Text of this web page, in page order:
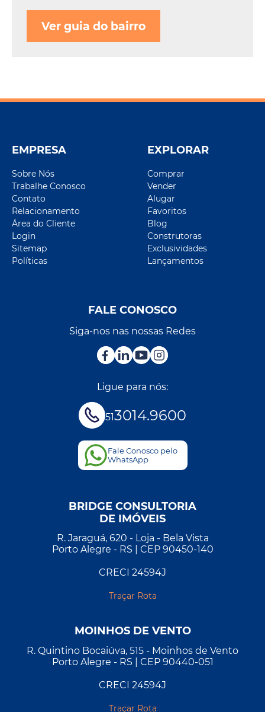
Ver guia do bairro
EMPRESA
Sobre Nós
Trabalhe Conosco
Contato
Relacionamento
Área do Cliente
Login
Sitemap
Políticas
EXPLORAR
Comprar
Vender
Alugar
Favoritos
Blog
Construtoras
Exclusividades
Lançamentos
FALE CONOSCO
Siga-nos nas nossas Redes
Ligue para nós:
513014.9600
Fale Conosco pelo
WhatsApp
BRIDGE CONSULTORIA
DE IMÓVEIS
R. Jaraguá, 620 - Loja - Bela Vista
Porto Alegre - RS | CEP 90450-140
CRECI 24594J
Traçar Rota
MOINHOS DE VENTO
R. Quintino Bocaiúva, 515 - Moinhos de Vento
Porto Alegre - RS | CEP 90440-051
CRECI 24594J
Traçar Rota